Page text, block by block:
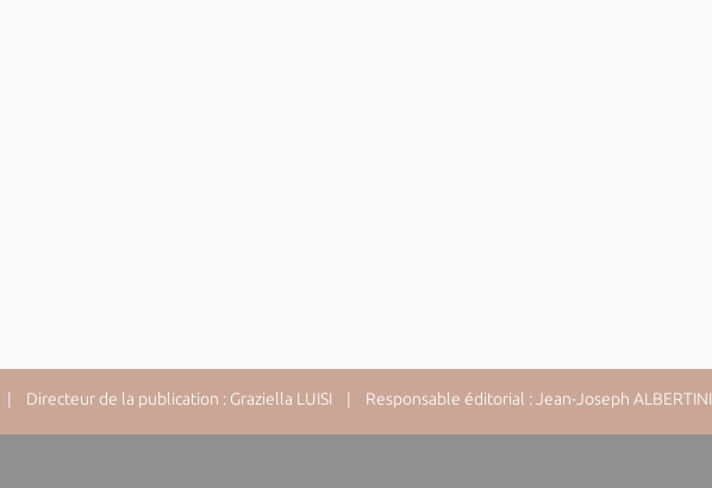
| Directeur de la publication : Graziella LUISI | Responsable éditorial : Jean-Joseph ALBERTINI